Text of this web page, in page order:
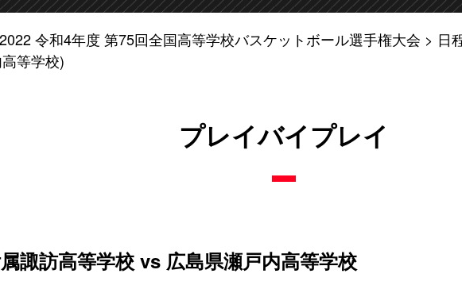
令和4年度 第75回全国高等学校バスケットボール選手権大会 日
等学校)
プレイバイプレイ
諏訪高等学校 vs 広島県瀬戸内高等学校